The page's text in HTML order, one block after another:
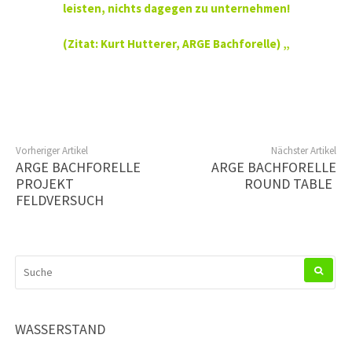
leisten, nichts dagegen zu unternehmen!
(Zitat: Kurt Hutterer, ARGE Bachforelle) „
Vorheriger Artikel
ARGE BACHFORELLE
PROJEKT
FELDVERSUCH
Nächster Artikel
ARGE BACHFORELLE
ROUND TABLE
NACH:
WASSERSTAND